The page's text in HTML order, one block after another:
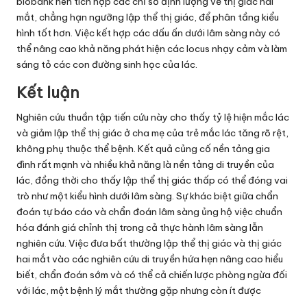
mắt, chẳng hạn ngưỡng lập thể thị giác, để phân tầng kiểu
hình tốt hơn. Việc kết hợp các dấu ấn dưới lâm sàng này có
thể nâng cao khả năng phát hiện các locus nhạy cảm và làm
sáng tỏ các con đường sinh học của lác.
Kết luận
Nghiên cứu thuần tập tiến cứu này cho thấy tỷ lệ hiện mắc lác
và giảm lập thể thị giác ở cha mẹ của trẻ mắc lác tăng rõ rệt,
không phụ thuộc thể bệnh. Kết quả củng cố nền tảng gia
đình rất mạnh và nhiều khả năng là nền tảng di truyền của
lác, đồng thời cho thấy lập thể thị giác thấp có thể đóng vai
trò như một kiểu hình dưới lâm sàng. Sự khác biệt giữa chẩn
đoán tự báo cáo và chẩn đoán lâm sàng ủng hộ việc chuẩn
hóa đánh giá chỉnh thị trong cả thực hành lâm sàng lẫn
nghiên cứu. Việc đưa bất thường lập thể thị giác và thị giác
hai mắt vào các nghiên cứu di truyền hứa hẹn nâng cao hiểu
biết, chẩn đoán sớm và có thể cả chiến lược phòng ngừa đối
với lác, một bệnh lý mắt thường gặp nhưng còn ít được